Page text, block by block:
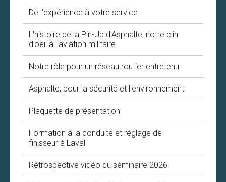
De l'expérience à votre service
L'histoire de la Pin-Up d'Asphalte, notre clin
d’oeil à l'aviation militaire
Notre rôle pour un réseau routier entretenu
Asphalte, pour la sécurité et l'environnement
Plaquette de présentation
Formation à la conduite et réglage de
finisseur à Laval
Rétrospective vidéo du séminaire 2026